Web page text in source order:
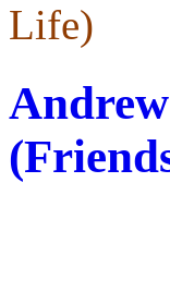
Life)